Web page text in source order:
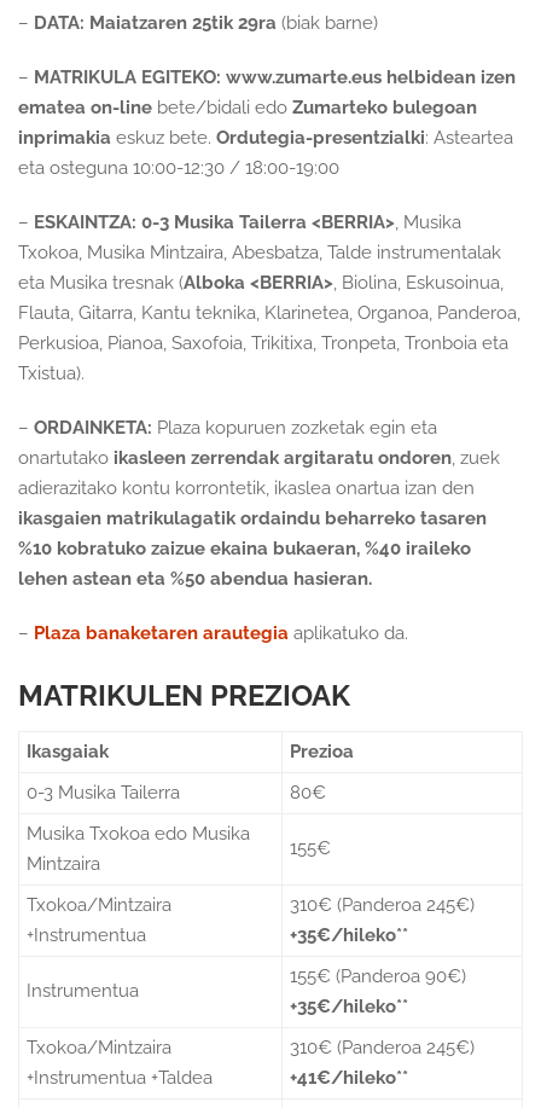
– DATA: Maiatzaren 25tik 29ra (biak barne)
– MATRIKULA EGITEKO: www.zumarte.eus helbidean izen
ematea on-line bete/bidali edo Zumarteko bulegoan
inprimakia eskuz bete. Ordutegia-presentzialki: Asteartea
eta osteguna 10:00-12:30 / 18:00-19:00
– ESKAINTZA: 0-3 Musika Tailerra <BERRIA>, Musika
Txokoa, Musika Mintzaira, Abesbatza, Talde instrumentalak
eta Musika tresnak (Alboka <BERRIA>, Biolina, Eskusoinua,
Flauta, Gitarra, Kantu teknika, Klarinetea, Organoa, Panderoa,
Perkusioa, Pianoa, Saxofoia, Trikitixa, Tronpeta, Tronboia eta
Txistua).
– ORDAINKETA: Plaza kopuruen zozketak egin eta
onartutako ikasleen zerrendak argitaratu ondoren, zuek
adierazitako kontu korrontetik, ikaslea onartua izan den
ikasgaien matrikulagatik ordaindu beharreko tasaren
%10 kobratuko zaizue ekaina bukaeran, %40 iraileko
lehen astean eta %50 abendua hasieran.
– Plaza banaketaren arautegia aplikatuko da.
MATRIKULEN PREZIOAK
Ikasgaiak
Prezioa
0-3 Musika Tailerra
80€
Musika Txokoa edo Musika
Mintzaira
155€
Txokoa/Mintzaira
+Instrumentua
310€ (Panderoa 245€)
+35€/hileko**
Instrumentua
155€ (Panderoa 90€)
+35€/hileko**
Txokoa/Mintzaira
+Instrumentua +Taldea
310€ (Panderoa 245€)
+41€/hileko**